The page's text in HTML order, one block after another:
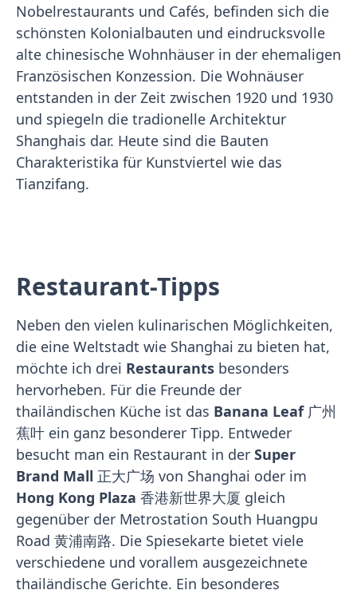
Nobelrestaurants und Cafés, befinden sich die
schönsten Kolonialbauten und eindrucksvolle
alte chinesische Wohnhäuser in der ehemaligen
Französischen Konzession. Die Wohnäuser
entstanden in der Zeit zwischen 1920 und 1930
und spiegeln die tradionelle Architektur
Shanghais dar. Heute sind die Bauten
Charakteristika für Kunstviertel wie das
Tianzifang.
Restaurant-Tipps
Neben den vielen kulinarischen Möglichkeiten,
die eine Weltstadt wie Shanghai zu bieten hat,
möchte ich drei Restaurants besonders
hervorheben. Für die Freunde der
thailändischen Küche ist das Banana Leaf广州
蕉叶 ein ganz besonderer Tipp. Entweder
besucht man ein Restaurant in der Super
Brand Mall 正大广场 von Shanghai oder im
Hong Kong Plaza 香港新世界大厦 gleich
gegenüber der Metrostation South Huangpu
Road 黄浦南路. Die Spiesekarte bietet viele
verschiedene und vorallem ausgezeichnete
thailändische Gerichte. Ein besonderes